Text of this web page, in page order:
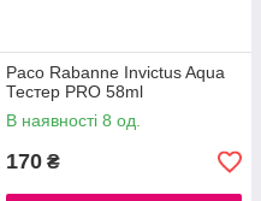
Paco Rabanne Invictus Aqua
Тестер PRO 58ml
В наявності 8 од.
170 ₴